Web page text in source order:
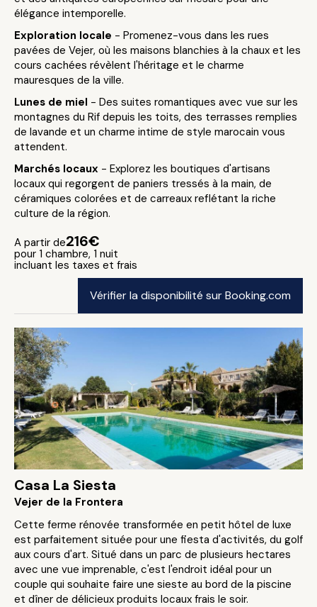
élégance intemporelle.
Exploration locale - Promenez-vous dans les rues
pavées de Vejer, où les maisons blanchies à la chaux et les
cours cachées révèlent l'héritage et le charme
mauresques de la ville.
Lunes de miel - Des suites romantiques avec vue sur les
montagnes du Rif depuis les toits, des terrasses remplies
de lavande et un charme intime de style marocain vous
attendent.
Marchés locaux - Explorez les boutiques d'artisans
locaux qui regorgent de paniers tressés à la main, de
céramiques colorées et de carreaux reflétant la riche
culture de la région.
A partir de216€
pour 1 chambre, 1 nuit
incluant les taxes et frais
Vérifier la disponibilité sur Booking.com
Casa La Siesta
Vejer de la Frontera
Cette ferme rénovée transformée en petit hôtel de luxe
est parfaitement située pour une fiesta d'activités, du golf
aux cours d'art. Situé dans un parc de plusieurs hectares
avec une vue imprenable, c'est l'endroit idéal pour un
couple qui souhaite faire une sieste au bord de la piscine
et dîner de délicieux produits locaux frais le soir.